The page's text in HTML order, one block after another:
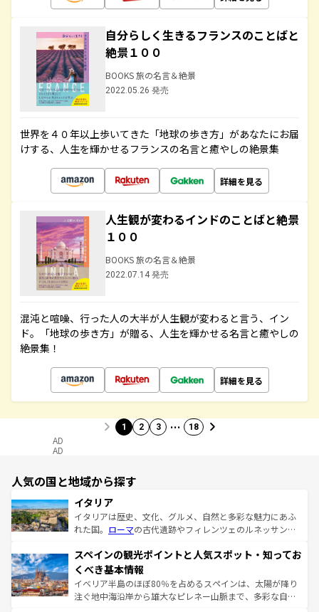
自分らしく生きるフランスのことばと
絶景１００
BOOKS 旅の名言＆絶景
2022.05.26 発売
世界を４０年以上歩いてきた「地球の歩き方」があなたにお届
けする、人生を輝かせるフランスの名言と癒やしの絶景集
詳細を見る
人生観が変わるインドのことばと絶景
１００
BOOKS 旅の名言＆絶景
2022.07.14 発売
混沌と喧噪、行った人の大半が人生観が変わると言う、イン
ド。「地球の歩き方」が贈る、人生を輝かせる名言と癒やしの
絶景集！
詳細を見る
1 2 3 … 18
AD
AD
人気の国と地域から探す
イタリア
イタリアは歴史、文化、グルメ、自然と多彩な魅力にあふ
れた国。 ローマの古代遺跡やフィレンツェのルネッサンス
ろん、トスカーナの美しい田園風景やアマルフィ海岸の絶
景など、自然景観も見逃せない。観光の合間には、本場の
ピザやパスタなど、絶品のイタリア料理を堪能することも
できる。朝目覚めてから夜眠るまで、すべての瞬間を楽し
スペインの観光ポイントと人気スポット・知ってお
くべき基本情報
イベリア半島のほぼ80％を占めるスペインは、太陽が降り
注ぐ地中海沿岸から雄大なピレネー山脈まで、多彩な自然